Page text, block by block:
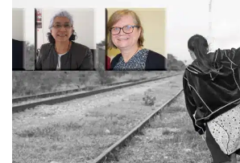
IAB Special Features:
Use precise geolocation data
Identify devices based on information
Non-IAB processing purposes:
Essential